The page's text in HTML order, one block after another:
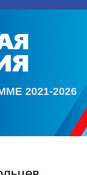
2021-2026